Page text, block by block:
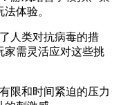
体验。
人类对抗病毒的措
家需灵活应对这些挑
限和时间紧迫的压力